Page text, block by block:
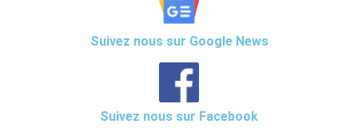
Suivez nous sur Google News
Suivez nous sur Facebook